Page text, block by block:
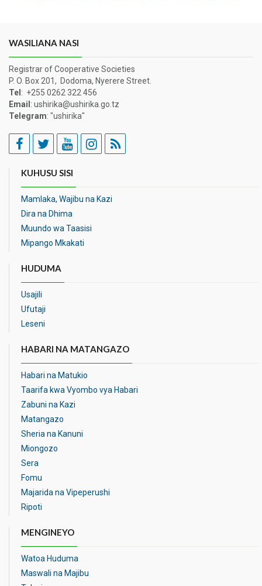
WASILIANA NASI
Registrar of Cooperative Societies
P. O. Box 201, Dodoma, Nyerere Street.
Tel : +255 0262 322 456
Email : ushirika@ushirika.go.tz
Telegram: "ushirika"
KUHUSU SISI
Mamlaka, Wajibu na Kazi
Dira na Dhima
Muundo wa Taasisi
Mipango Mkakati
HUDUMA
Usajili
Ufutaji
Leseni
HABARI NA MATANGAZO
Habari na Matukio
Taarifa kwa Vyombo vya Habari
Zabuni na Kazi
Matangazo
Sheria na Kanuni
Miongozo
Sera
Fomu
Majarida na Vipeperushi
Ripoti
MENGINEYO
Watoa Huduma
Maswali na Majibu